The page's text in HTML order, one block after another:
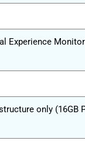
Experience
only (16GB